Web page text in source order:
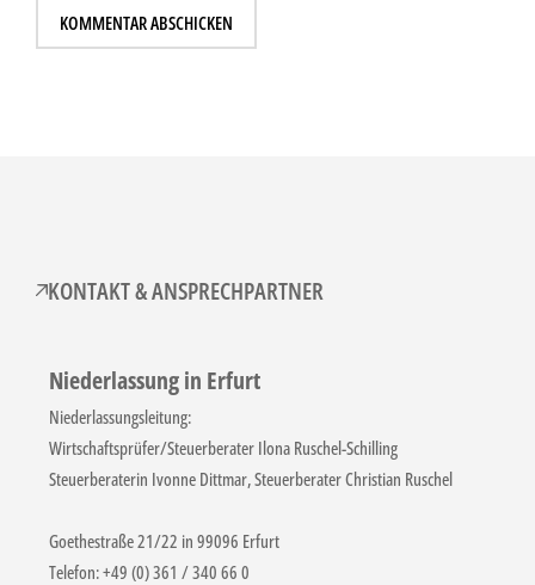
KONTAKT & ANSPRECHPARTNER
Niederlassung in Erfurt
Niederlassungsleitung:
Wirtschaftsprüfer/Steuerberater Ilona Ruschel-Schilling
Steuerberaterin Ivonne Dittmar, Steuerberater Christian Ruschel
Goethestraße 21/22 in 99096 Erfurt
Telefon: +49 (0) 361 / 340 66 0